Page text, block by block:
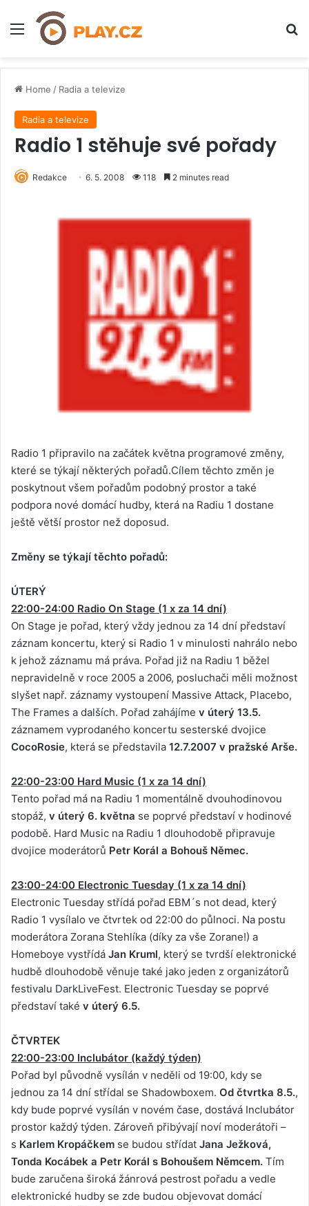
Menu
Home / Radia a televize
Radia a televize
Radio 1 stěhuje své pořady
Redakce 6. 5. 2008 118 2 minutes read
Radio 1 připravilo na začátek května programové změny,
které se týkají některých pořadů.Cílem těchto změn je
poskytnout všem pořadům podobný prostor a také
podpora nové domácí hudby, která na Radiu 1 dostane
ještě větší prostor než doposud.
Změny se týkají těchto pořadů:
ÚTERÝ
22:00-24:00 Radio On Stage (1 x za 14 dní)
On Stage je pořad, který vždy jednou za 14 dní představí
záznam koncertu, který si Radio 1 v minulosti nahrálo nebo
k jehož záznamu má práva. Pořad již na Radiu 1 běžel
nepravidelně v roce 2005 a 2006, posluchači měli možnost
slyšet např. záznamy vystoupení Massive Attack, Placebo,
The Frames a dalších. Pořad zahájíme v úterý 13.5.
záznamem vyprodaného koncertu sesterské dvojice
CocoRosie, která se představila 12.7.2007 v pražské Arše.
22:00-23:00 Hard Music (1 x za 14 dní)
Tento pořad má na Radiu 1 momentálně dvouhodinovou
stopáž, v úterý 6. května se poprvé představí v hodinové
podobě. Hard Music na Radiu 1 dlouhodobě připravuje
dvojice moderátorů Petr Korál a Bohouš Němec.
23:00-24:00 Electronic Tuesday (1 x za 14 dní)
Electronic Tuesday střídá pořad EBM´s not dead, který
Radio 1 vysílalo ve čtvrtek od 22:00 do půlnoci. Na postu
moderátora Zorana Stehlíka (díky za vše Zorane!) a
Homeboye vystřídá Jan Kruml, který se tvrdší elektronické
hudbě dlouhodobě věnuje také jako jeden z organizátorů
festivalu DarkLiveFest. Electronic Tuesday se poprvé
představí také v úterý 6.5.
ČTVRTEK
22:00-23:00 Inclubátor (každý týden)
Pořad byl původně vysílán v neděli od 19:00, kdy se
jednou za 14 dní střídal se Shadowboxem. Od čtvrtka 8.5.,
kdy bude poprvé vysílán v novém čase, dostává Inclubátor
prostor každý týden. Zároveň přibývají noví moderátoři –
s Karlem Kropáčkem se budou střídat Jana Ježková,
Tonda Kocábek a Petr Korál s Bohoušem Němcem. Tím
bude zaručena široká žánrová pestrost pořadu a vedle
elektronické hudby se zde budou objevovat domácí